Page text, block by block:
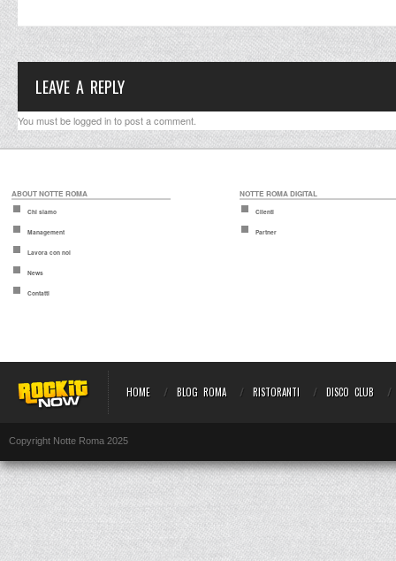
LEAVE A REPLY
You must belogged into post a comment.
ABOUT NOTTE ROMA
Chi siamo
Management
Lavora con noi
News
Contatti
NOTTE ROMA DIGITAL
Clienti
Partner
HOME BLOG ROMA RISTORANTI DISCO CLUB
Copyright Notte Roma 2025